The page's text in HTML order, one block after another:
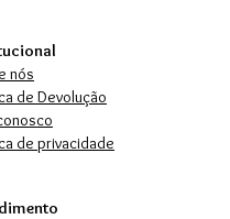
nós
de Devolução
de privacidade